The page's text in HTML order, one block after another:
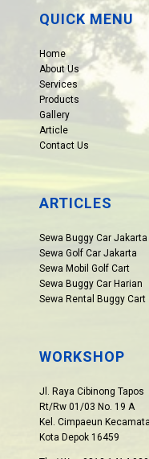
QUICK MENU
Home
About Us
Services
Products
Gallery
Article
Contact Us
ARTICLES
Sewa Buggy Car Jakarta
Sewa Golf Car Jakarta
Sewa Mobil Golf Cart
Sewa Buggy Car Harian
Sewa Rental Buggy Cart
WORKSHOP
Jl. Raya Cibinong Tapos
Rt/Rw 01/03 No. 19 A
Kel. Cimpaeun
Kota Depok 16459